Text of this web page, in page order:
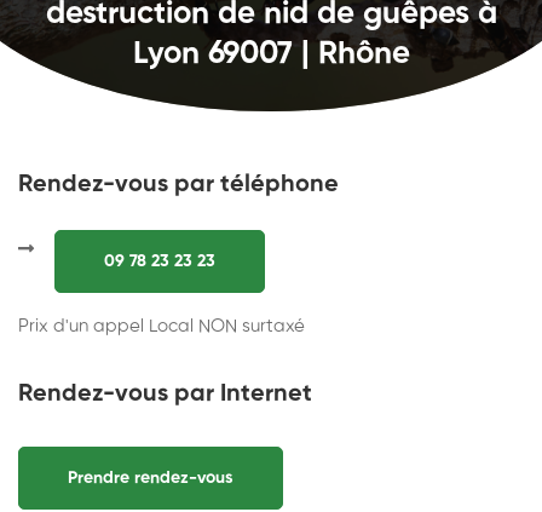
destruction de nid de guêpes à
Lyon 69007 | Rhône
Rendez-vous par téléphone
09 78 23 23 23
Prix d'un appel Local NON surtaxé
Rendez-vous par Internet
Prendre rendez-vous